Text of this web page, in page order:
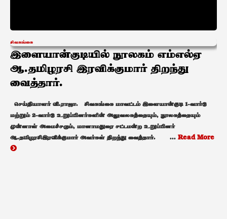
சிவகங்கை
இளையான்குடியில் நூலகம் எம்எல்ஏ
ஆ.தமிழரசி இரவிக்குமார் திறந்து
வைத்தார்.
செய்தியாளர் வி.ராஜா. சிவகங்கை மாவட்டம் இளையான்குடி 1-வார்டு
மற்றும் 2-வார்டு உறுப்பினர்களின் அலுவலகத்தையும், நூலகத்தையும்
முன்னாள் அமைச்சரும், மானாமதுரை சட்டமன்ற உறுப்பினர்
ஆ.தமிழரசிஇரவிக்குமார் அவர்கள் திறந்து வைத்தார். ... Read More